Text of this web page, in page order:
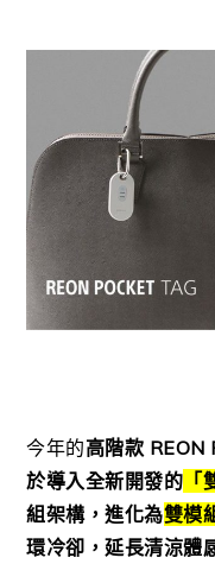
今年的高階款 REON
於導入全新開發的
組架構，進化為雙模
環冷卻，延長清涼體